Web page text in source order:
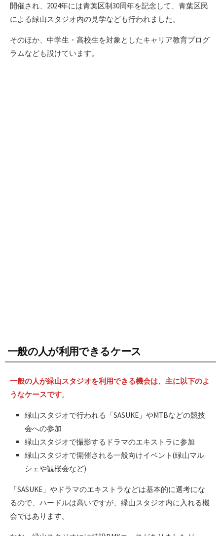
開催され、2024年には青葉区制30周年を記念して、青葉区民
による緑山スタジオ内の見学なども行われました。
そのほか、中学生・高校生を対象としたキャリア教育プログ
ラムなども設けています。
一般の人が利用できるケース
一般の人が緑山スタジオを利用できる機会は、主に以下のよ
うなケースです。
緑山スタジオで行われる「SASUKE」やMTBなどの競技
会への参加
緑山スタジオで撮影するドラマのエキストラに参加
緑山スタジオで開催される一般向けイベント(緑山マル
シェや観桜会など)
「SASUKE」やドラマのエキストラなどは基本的に選考にな
るので、ハードルは高いですが、緑山スタジオ内に入れる機
会ではあります。